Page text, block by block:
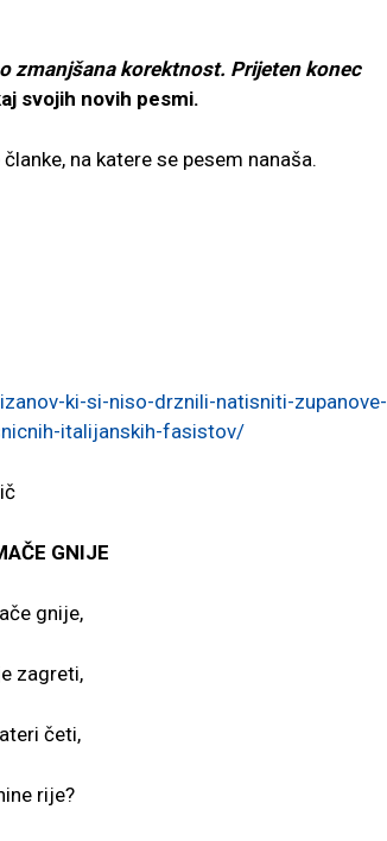
zmanjšana korektnost. Prijeten konec
svojih novih pesmi.
na katere se pesem nanaša.
ki-si-niso-drznili-natisniti-zupanove-
italijanskih-fasistov/
GNIJE
gnije,
zagreti,
četi,
rije?